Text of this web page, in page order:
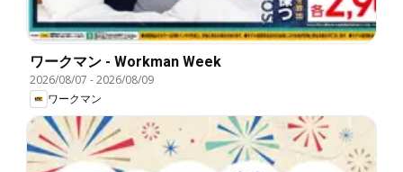
ワークマン - Workman Week
2026/08/07 -2026/08/09
ワークマン